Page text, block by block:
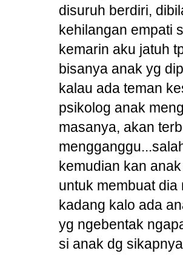
disuruh berdiri,
kehilangan empati
kemarin aku jatuh
bisanya anak yg
kalau ada teman
psikolog anak
masanya, akan
kemudian kan
untuk membuat
kadang kalo ada
yg ngebentak
si anak dg